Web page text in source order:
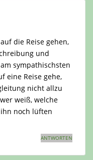
die Reise gehen,
und
sympathischsten
eine Reise gehe,
nicht allzu
weiß, welche
noch lüften
ANTWORTEN